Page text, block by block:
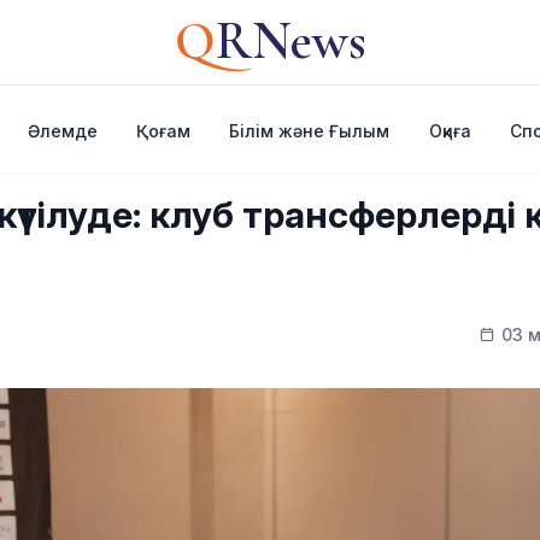
QRNews
Әлемде Қоғам Білім және Ғылым Оқиға
клуб трансферлерді
03